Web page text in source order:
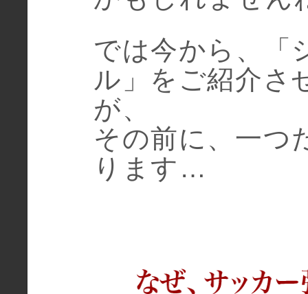
では今から、「
ル」をご紹介さ
が、
その前に、一つ
ります…